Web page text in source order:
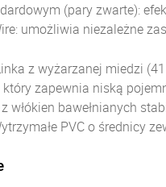
(pary zwarte):
umożliwia niezależne
z wyżarzanej miedzi
który zapewnia niską
z włókien bawełnianych
PVC o średnicy